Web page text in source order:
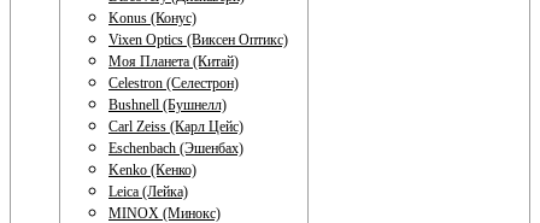
Konus (Конус)
Vixen Optics (Виксен Оптикс)
Моя Планета (Китай)
Celestron (Селестрон)
Bushnell (Бушнелл)
Carl Zeiss (Карл Цейс)
Eschenbach (Эшенбах)
Kenko (Кенко)
Leica (Лейка)
MINOX (Минокс)